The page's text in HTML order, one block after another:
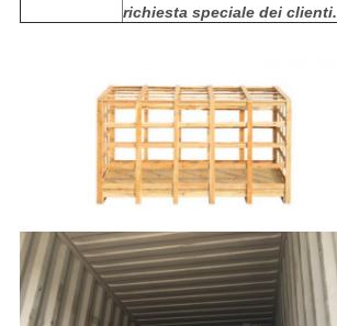
richiesta speciale dei clienti.